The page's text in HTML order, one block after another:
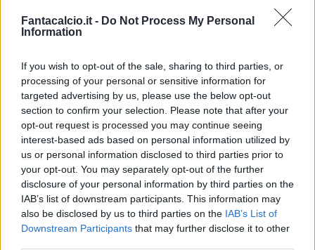
Fantacalcio.it - Do Not Process My Personal
Information
If you wish to opt-out of the sale, sharing to third parties, or
processing of your personal or sensitive information for
targeted advertising by us, please use the below opt-out
section to confirm your selection. Please note that after your
opt-out request is processed you may continue seeing
interest-based ads based on personal information utilized by
us or personal information disclosed to third parties prior to
your opt-out. You may separately opt-out of the further
disclosure of your personal information by third parties on the
IAB’s list of downstream participants. This information may
also be disclosed by us to third parties on the IAB’s List of
Downstream Participants that may further disclose it to other
Classic Mantra
Riepilogo stagione
Titolare 15 - 50%
Entrato 6 - 20%
Squalificato